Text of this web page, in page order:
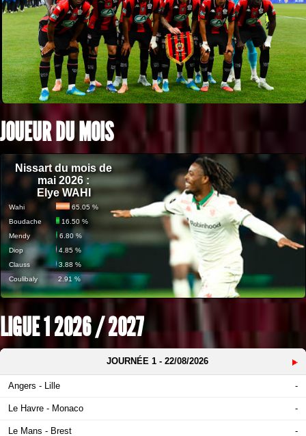
JOUEUR DU MOIS
Nissart du mois de
mai 2026 :
Elye WAHI
Wahi
65.05 %
Boudache
16.50 %
Mendy
6.80 %
Diop
4.85 %
Clauss
3.88 %
Coulibaly
2.91 %
LIGUE 1 2026 / 2027
JOURNÉE 1- 22/08/2026
Angers - Lille -
Le Havre - Monaco -
Le Mans - Brest -